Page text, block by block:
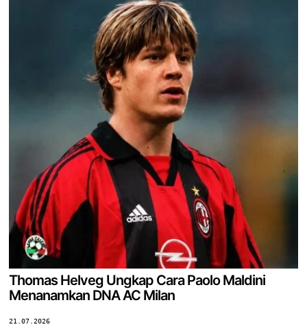
Thomas Helveg Ungkap Cara Paolo Maldini
Menanamkan DNA AC Milan
21.07.2026